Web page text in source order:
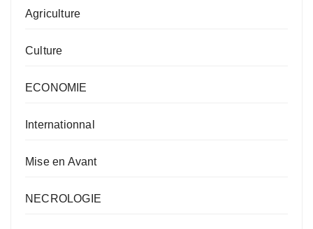
Agriculture
Culture
ECONOMIE
Internationnal
Mise en Avant
NECROLOGIE